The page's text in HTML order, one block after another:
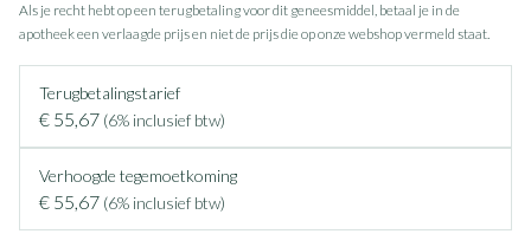
Als je recht hebt op een terugbetaling voor dit geneesmiddel, betaal je in de
apotheek een verlaagde prijs en niet de prijs die op onze webshop vermeld staat.
Terugbetalingstarief
€ 55,67 (6% inclusief btw)
Verhoogde tegemoetkoming
€ 55,67 (6% inclusief btw)